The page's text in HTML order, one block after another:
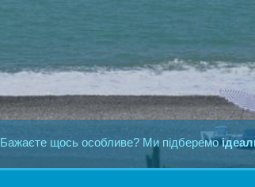
Бажаєте щось особливе? Ми підберемо